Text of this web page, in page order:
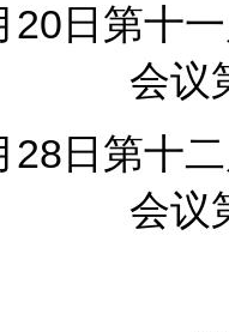
20日第十
会议
28日第十
会议